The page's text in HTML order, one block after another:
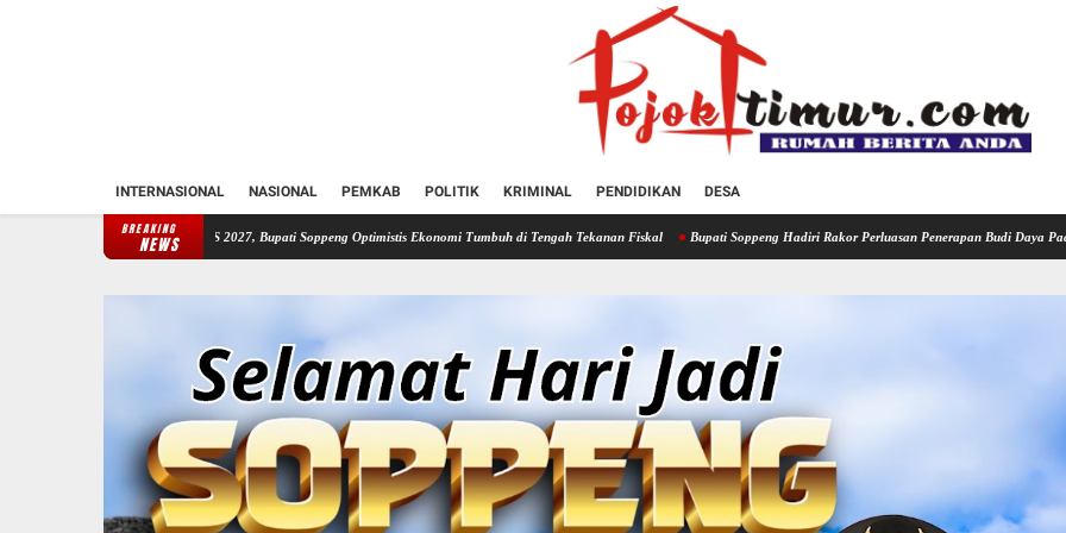
INTERNASIONAL NASIONAL PEMKAB POLITIK KRIMINAL PENDIDIKAN DESA
BREAKING
NEWS
KUA-PPAS 2027, Bupati Soppeng Optimistis Ekonomi Tumbuh di Tengah Tekanan Fiskal Bupati Soppeng Hadiri Rakor Perluasan Penerapan Budi Daya Padi PM-AAS